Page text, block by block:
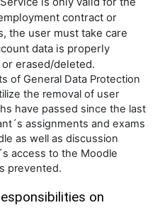
contract or
the user must take care
data is properly
erased/deleted.
of General Data Protection
the removal of user
have passed since the last
assignments and exams
as well as discussion
access to the Moodle
prevented.
on